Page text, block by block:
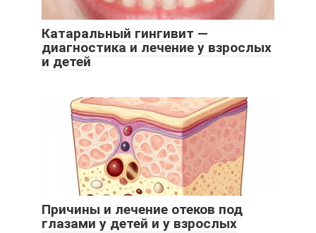
Катаральный гингивит —
диагностика и лечение у взрослых
и детей
Причины и лечение отеков под
глазами у детей и у взрослых